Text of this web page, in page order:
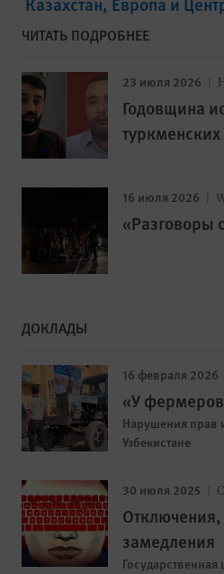
ЧИТАТЬ ПОДРОБНЕЕ
23 июля 2026
Годовщина
туркменских
16 июля 2026
«Разговоры
ДОКЛАДЫ
16 февраля 2026
«У
Нарушения прав
Узбекистане
30 июля 2025
замедления